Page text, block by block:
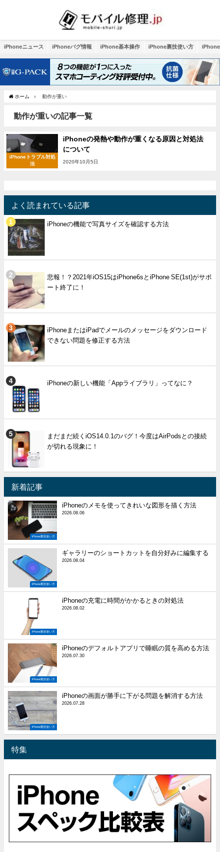
iPhoneニュース iPhoneバグ情報 iPhone基本操作 iPhone裏技使い方
ホーム 動作が重い
動作が重いの記事一覧
iPhoneトラブル対処
法
iPhoneの発熱や動作が重くなる原因と対処法
について
2020年10月5日
よく読まれている記事
iPhoneの機能で写真サイズを確認する方法
悲報！？2021年iOS15はiPhone6sとiPhone SE(1st)がサポ
ート終了に！
iPhoneまたはiPadでメールのメッセージをダウンロード
できない問題を修正する方法
iPhoneの新しい機能「Appライブラリ」ってなに？
まだまだ続くiOS14.0.1のバグ！今度はAirPodsとの接続
が切れる現象に！
新着記事
iPhone裏技使い方
iPhoneのメモを使ってきれいな図形を描く方法
2026.08.06
iPhone裏技使い方
ギャラリーのショートカットを自分好みに編集する
2026.08.04
iPhone裏技使い方
iPhoneの充電に時間がかかるときの対処法
2026.08.02
iPhone裏技使い方
iPhoneのデフォルトアプリで睡眠の質を高める方法
2026.07.30
iPhone裏技使い方
iPhoneの画面が勝手に下がる問題を解消する方法
2026.07.28
特集